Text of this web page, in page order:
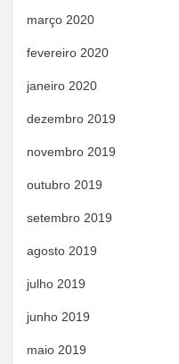
março 2020
fevereiro 2020
janeiro 2020
dezembro 2019
novembro 2019
outubro 2019
setembro 2019
agosto 2019
julho 2019
junho 2019
maio 2019